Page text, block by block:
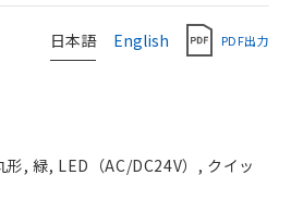
日本語 English PDF出力
, 緑, LED（AC/DC24V）, クイッ